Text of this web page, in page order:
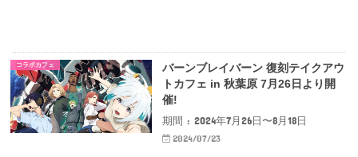
コラボカフェ
バーンブレイバーン 復刻テイクアウ
トカフェ in 秋葉原 7月26日より開
催!
期間 : 2024年7月26日〜8月18日
2024/07/23